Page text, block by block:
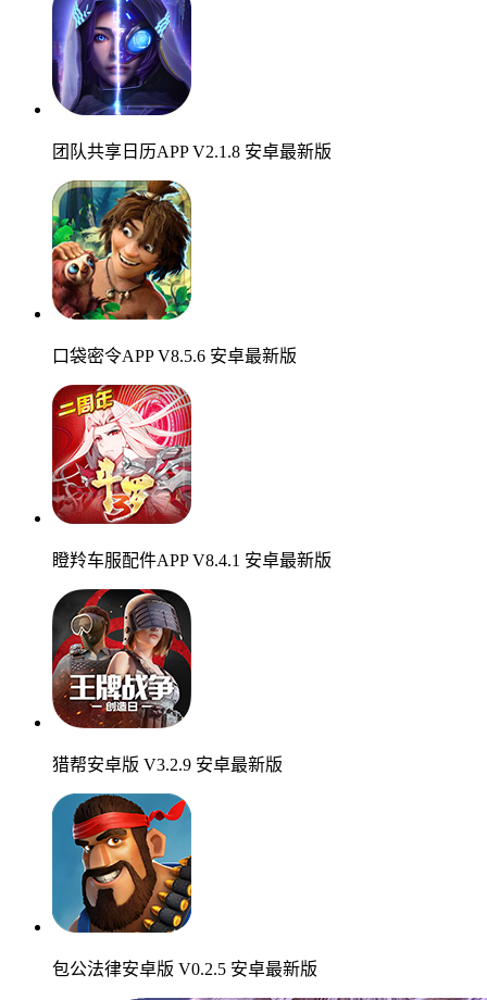
团队共享日历APP V2.1.8 安卓最新版
口袋密令APP V8.5.6 安卓最新版
瞪羚车服配件APP V8.4.1 安卓最新版
猎帮安卓版 V3.2.9 安卓最新版
包公法律安卓版 V0.2.5 安卓最新版